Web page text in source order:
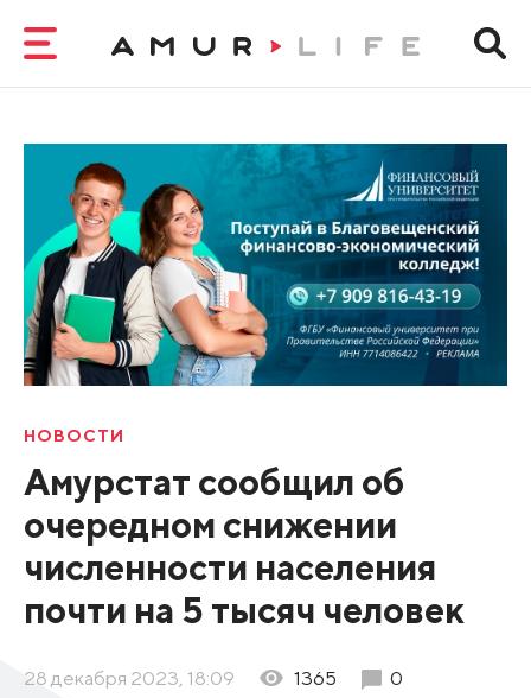
НОВОСТИ
Амурстат сообщил об
очередном снижении
численности населения
почти на 5 тысяч человек
28 декабря 2023, 18:09 1365 0